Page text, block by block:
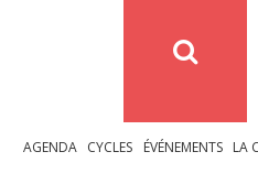
AGENDA CYCLES ÉVÉNEMENTS LA